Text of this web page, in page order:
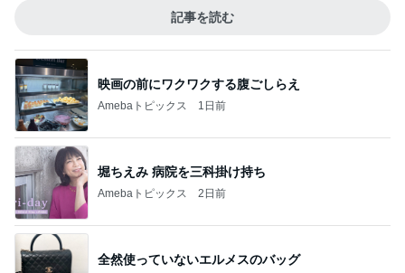
記事を読む
映画の前にワクワクする腹ごしらえ
Amebaトピックス 1日前
堀ちえみ 病院を三科掛け持ち
Amebaトピックス 2日前
全然使っていないエルメスのバッグ